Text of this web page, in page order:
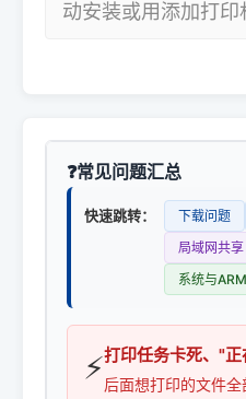
动安装或用添加打印
常见问题汇总
快速跳转： 下载问题
局域网共享
系统与ARM
⚡打印任务卡死、"正
后面想打印的文件